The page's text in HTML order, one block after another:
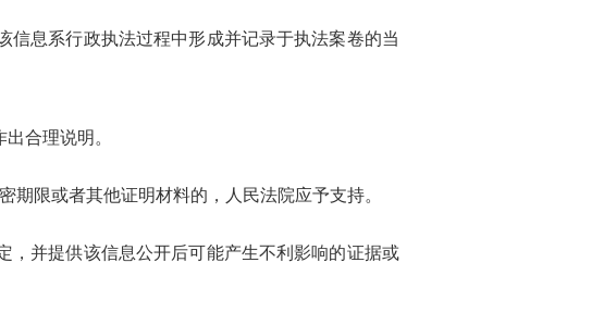
息系行政执法过程中形成并记录于执法案卷的当
合理说明。
限或者其他证明材料的，人民法院应予支持。
并提供该信息公开后可能产生不利影响的证据或